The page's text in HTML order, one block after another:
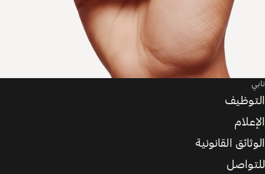
تابي
التوظيف
الإعلام
الوثائق القانونية
للتواصل